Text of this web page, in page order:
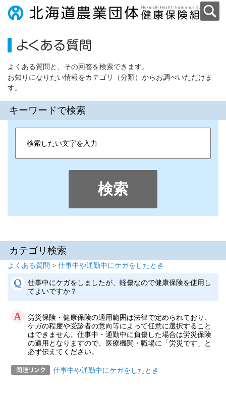
よくある質問と、その回答を検索できます。
お知りになりたい情報をカテゴリ（分類）からお調べいただけま
す。
キーワードで検索
検索
カテゴリ検索
よくある質問 > 仕事中や通勤中にケガをしたとき
仕事中にケガをしましたが、軽傷なので健康保険を使用し
てよいですか？
労災保険・健康保険の適用範囲は法律で定められており、
ケガの程度や受診者の意向等によって任意に選択すること
はできません。仕事中・通勤中に負傷した場合は労災保険
の適用となりますので、医療機関・職場に「労災です」と
必ず伝えてください。
仕事中や通勤中にケガをしたとき